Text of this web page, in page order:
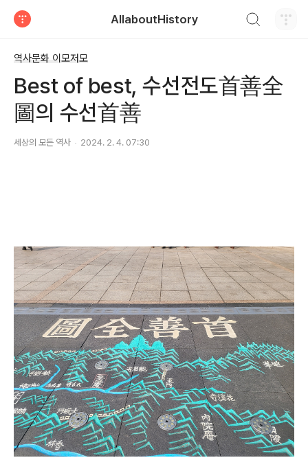
AllaboutHistory
역사문화 이모저모
Best of best, 수선전도首善全
圖의 수선首善
세상의 모든 역사 2024. 2. 4. 07:30